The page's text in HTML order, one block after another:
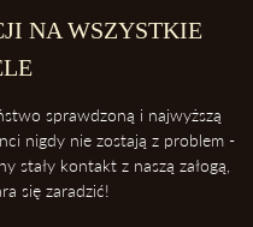
NA WSZYSTKIE
sprawdzoną i najwyższą
nigdy nie zostają z problem -
stały kontakt z naszą załogą,
się zaradzić!